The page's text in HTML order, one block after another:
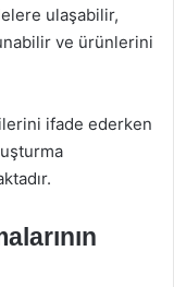
ulaşabilir,
ve ürünlerini
ifade ederken